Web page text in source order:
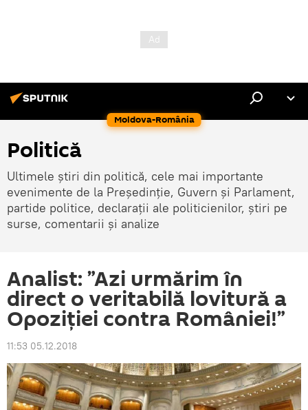
Moldova-România
Politică
Ultimele știri din politică, cele mai importante
evenimente de la Președinție, Guvern și Parlament,
partide politice, declarații ale politicienilor, știri pe
surse, comentarii și analize
Analist: ”Azi urmărim în
direct o veritabilă lovitură a
Opoziției contra României!”
11:53 05.12.2018